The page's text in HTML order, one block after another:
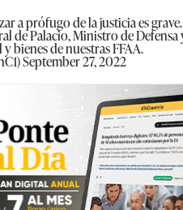
a prófugo de la justicia es
de Palacio, Ministro de
bienes de nuestras FFAA.
September 27, 2022